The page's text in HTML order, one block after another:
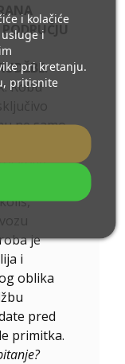
Robu
ne samo
vaših
je
i
oblika
pred
primitka.
i kolačiće
i
pri kretanju.
pritisnite